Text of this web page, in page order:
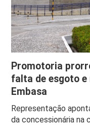
Promotoria
falta de esgoto e
Embasa
Representação
da concessionária na